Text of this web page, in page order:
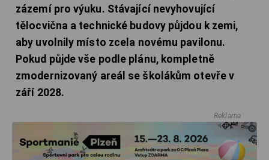
zázemí pro výuku. Stávající nevyhovující
tělocvična a technické budovy půjdou k zemi,
aby uvolnily místo zcela novému pavilonu.
Pokud půjde vše podle plánu, kompletně
zmodernizovaný areál se školákům otevře v
září 2028.
Reklama